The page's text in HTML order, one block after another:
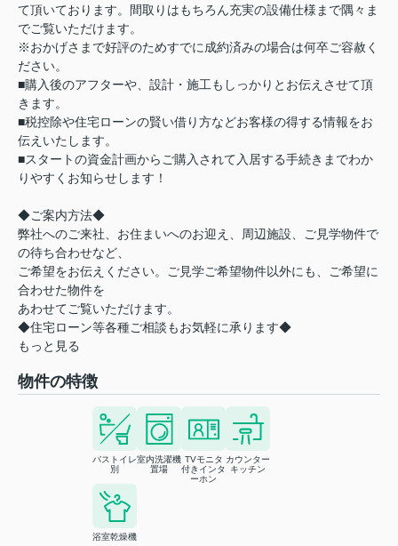
て頂いております。間取りはもちろん充実の設備仕様まで隅々ま
でご覧いただけます。
※おかげさまで好評のためすでに成約済みの場合は何卒ご容赦く
ださい。
■購入後のアフターや、設計・施工もしっかりとお伝えさせて頂
きます。
■税控除や住宅ローンの賢い借り方などお客様の得する情報をお
伝えいたします。
■スタートの資金計画からご購入されて入居する手続きまでわか
りやすくお知らせします！
◆ご案内方法◆
弊社へのご来社、お住まいへのお迎え、周辺施設、ご見学物件で
の待ち合わせなど、
ご希望をお伝えください。ご見学ご希望物件以外にも、ご希望に
合わせた物件を
あわせてご覧いただけます。
◆住宅ローン等各種ご相談もお気軽に承ります◆
もっと見る
物件の特徴
バストイレ
別
室内洗濯機
置場
TVモニタ
付きインタ
ーホン
カウンター
キッチン
浴室乾燥機